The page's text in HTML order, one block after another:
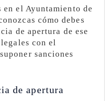
el Ayuntamiento de
cómo debes
de apertura de ese
con el
sanciones
de apertura